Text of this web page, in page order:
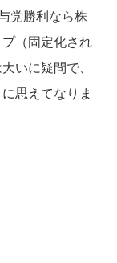
党勝利なら株
（固定化され
いに疑問で、
思えてなりま